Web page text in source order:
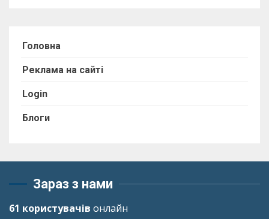
Головна
Реклама на сайті
Login
Блоги
Зараз з нами
61 користувачів онлайн